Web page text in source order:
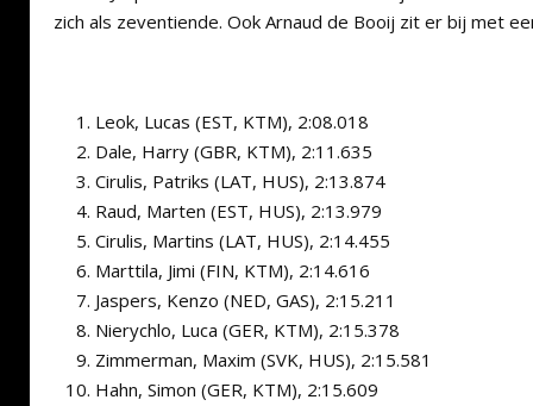
zich als zeventiende. Ook Arnaud de Booij zit er bij met
Leok, Lucas (EST, KTM), 2:08.018
Dale, Harry (GBR, KTM), 2:11.635
Cirulis, Patriks (LAT, HUS), 2:13.874
Raud, Marten (EST, HUS), 2:13.979
Cirulis, Martins (LAT, HUS), 2:14.455
Marttila, Jimi (FIN, KTM), 2:14.616
Jaspers, Kenzo (NED, GAS), 2:15.211
Nierychlo, Luca (GER, KTM), 2:15.378
Zimmerman, Maxim (SVK, HUS), 2:15.581
Hahn, Simon (GER, KTM), 2:15.609